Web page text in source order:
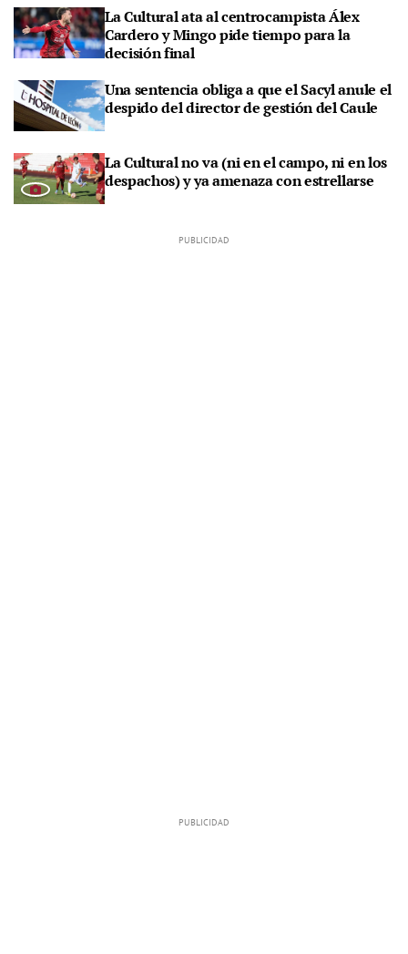
La Cultural ata al centrocampista Álex
Cardero y Mingo pide tiempo para la
decisión final
Una sentencia obliga a que el Sacyl anule el
despido del director de gestión del Caule
La Cultural no va (ni en el campo, ni en los
despachos) y ya amenaza con estrellarse